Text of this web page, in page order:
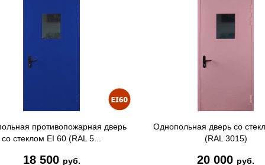
противопожарная дверь
со стеклом EI 60 (RAL 5...
18 500 руб.
Однопольная дверь со
(RAL 3015)
20 000 руб.